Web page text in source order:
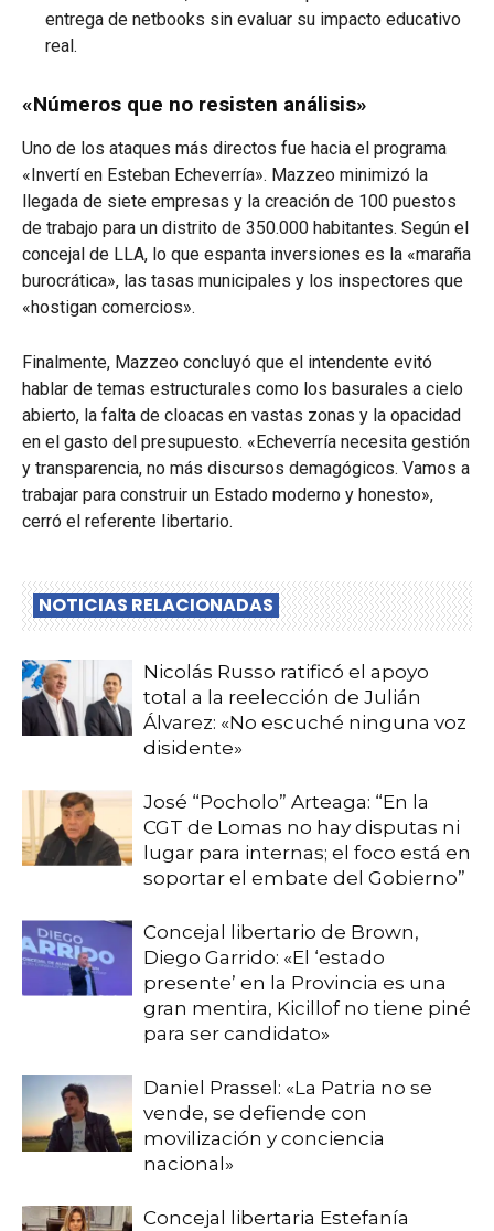
entrega de netbooks sin evaluar su impacto educativo
real.
«Números que no resisten análisis»
Uno de los ataques más directos fue hacia el programa
«Invertí en Esteban Echeverría». Mazzeo minimizó la
llegada de siete empresas y la creación de 100 puestos
de trabajo para un distrito de 350.000 habitantes. Según el
concejal de LLA, lo que espanta inversiones es la «maraña
burocrática», las tasas municipales y los inspectores que
«hostigan comercios».
Finalmente, Mazzeo concluyó que el intendente evitó
hablar de temas estructurales como los basurales a cielo
abierto, la falta de cloacas en vastas zonas y la opacidad
en el gasto del presupuesto. «Echeverría necesita gestión
y transparencia, no más discursos demagógicos. Vamos a
trabajar para construir un Estado moderno y honesto»,
cerró el referente libertario.
NOTICIAS RELACIONADAS
Nicolás Russo ratificó el apoyo
total a la reelección de Julián
Álvarez: «No escuché ninguna voz
disidente»
José “Pocholo” Arteaga: “En la
CGT de Lomas no hay disputas ni
lugar para internas; el foco está en
soportar el embate del Gobierno”
Concejal libertario de Brown,
Diego Garrido: «El ‘estado
presente’ en la Provincia es una
gran mentira, Kicillof no tiene piné
para ser candidato»
Daniel Prassel: «La Patria no se
vende, se defiende con
movilización y conciencia
nacional»
Concejal libertaria Estefanía